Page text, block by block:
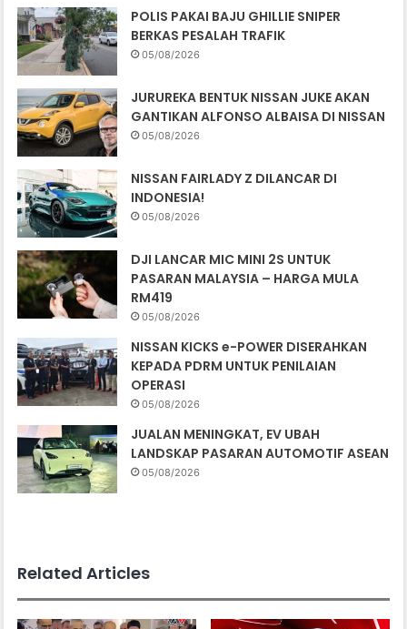
POLIS PAKAI BAJU GHILLIE SNIPER
BERKAS PESALAH TRAFIK
05/08/2026
JURUREKA BENTUK NISSAN JUKE AKAN
GANTIKAN ALFONSO ALBAISA DI NISSAN
05/08/2026
NISSAN FAIRLADY Z DILANCAR DI
INDONESIA!
05/08/2026
DJI LANCAR MIC MINI 2S UNTUK
PASARAN MALAYSIA – HARGA MULA
RM419
05/08/2026
NISSAN KICKS e-POWER DISERAHKAN
KEPADA PDRM UNTUK PENILAIAN
OPERASI
05/08/2026
JUALAN MENINGKAT, EV UBAH
LANDSKAP PASARAN AUTOMOTIF ASEAN
05/08/2026
Related Articles